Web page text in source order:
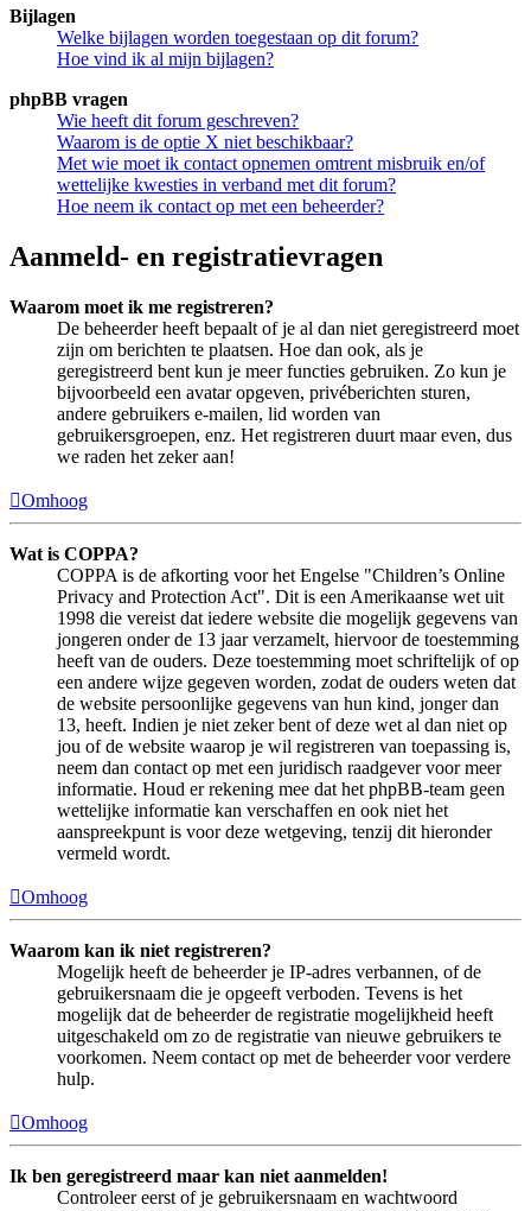
Bijlagen
Welke bijlagen worden toegestaan op dit forum?
Hoe vind ik al mijn bijlagen?
phpBB vragen
Wie heeft dit forum geschreven?
Waarom is de optie X niet beschikbaar?
Met wie moet ik contact opnemen omtrent misbruik en/of
wettelijke kwesties in verband met dit forum?
Hoe neem ik contact op met een beheerder?
Aanmeld- en registratievragen
Waarom moet ik me registreren?
De beheerder heeft bepaalt of je al dan niet geregistreerd moet
zijn om berichten te plaatsen. Hoe dan ook, als je
geregistreerd bent kun je meer functies gebruiken. Zo kun je
bijvoorbeeld een avatar opgeven, privéberichten sturen,
andere gebruikers e-mailen, lid worden van
gebruikersgroepen, enz. Het registreren duurt maar even, dus
we raden het zeker aan!
Omhoog
Wat is COPPA?
COPPA is de afkorting voor het Engelse "Children’s Online
Privacy and Protection Act". Dit is een Amerikaanse wet uit
1998 die vereist dat iedere website die mogelijk gegevens van
jongeren onder de 13 jaar verzamelt, hiervoor de toestemming
heeft van de ouders. Deze toestemming moet schriftelijk of op
een andere wijze gegeven worden, zodat de ouders weten dat
de website persoonlijke gegevens van hun kind, jonger dan
13, heeft. Indien je niet zeker bent of deze wet al dan niet op
jou of de website waarop je wil registreren van toepassing is,
neem dan contact op met een juridisch raadgever voor meer
informatie. Houd er rekening mee dat het phpBB-team geen
wettelijke informatie kan verschaffen en ook niet het
aanspreekpunt is voor deze wetgeving, tenzij dit hieronder
vermeld wordt.
Omhoog
Waarom kan ik niet registreren?
Mogelijk heeft de beheerder je IP-adres verbannen, of de
gebruikersnaam die je opgeeft verboden. Tevens is het
mogelijk dat de beheerder de registratie mogelijkheid heeft
uitgeschakeld om zo de registratie van nieuwe gebruikers te
voorkomen. Neem contact op met de beheerder voor verdere
hulp.
Omhoog
Ik ben geregistreerd maar kan niet aanmelden!
Controleer eerst of je gebruikersnaam en wachtwoord